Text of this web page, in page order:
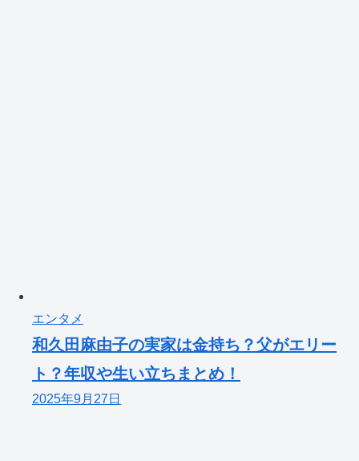
エンタメ
和久田麻由子の実家は金持ち？父がエリー
ト？年収や生い立ちまとめ！
2025年9月27日